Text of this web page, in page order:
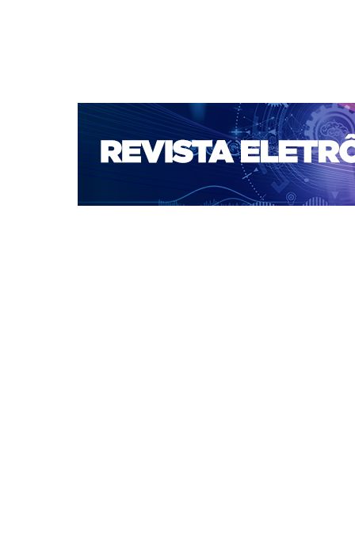
CAPA SOBRE ACESSO CADASTRO
Capa >Revista Eletrônica de Engenharias
Revista Eletrônica de